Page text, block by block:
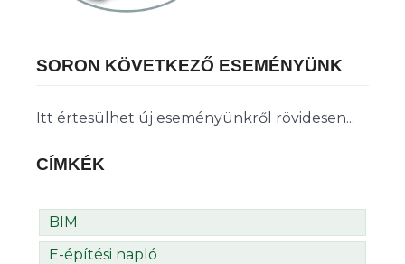
SORON KÖVETKEZŐ ESEMÉNYÜNK
Itt értesülhet új eseményünkről rövidesen...
CÍMKÉK
BIM
E-építési napló